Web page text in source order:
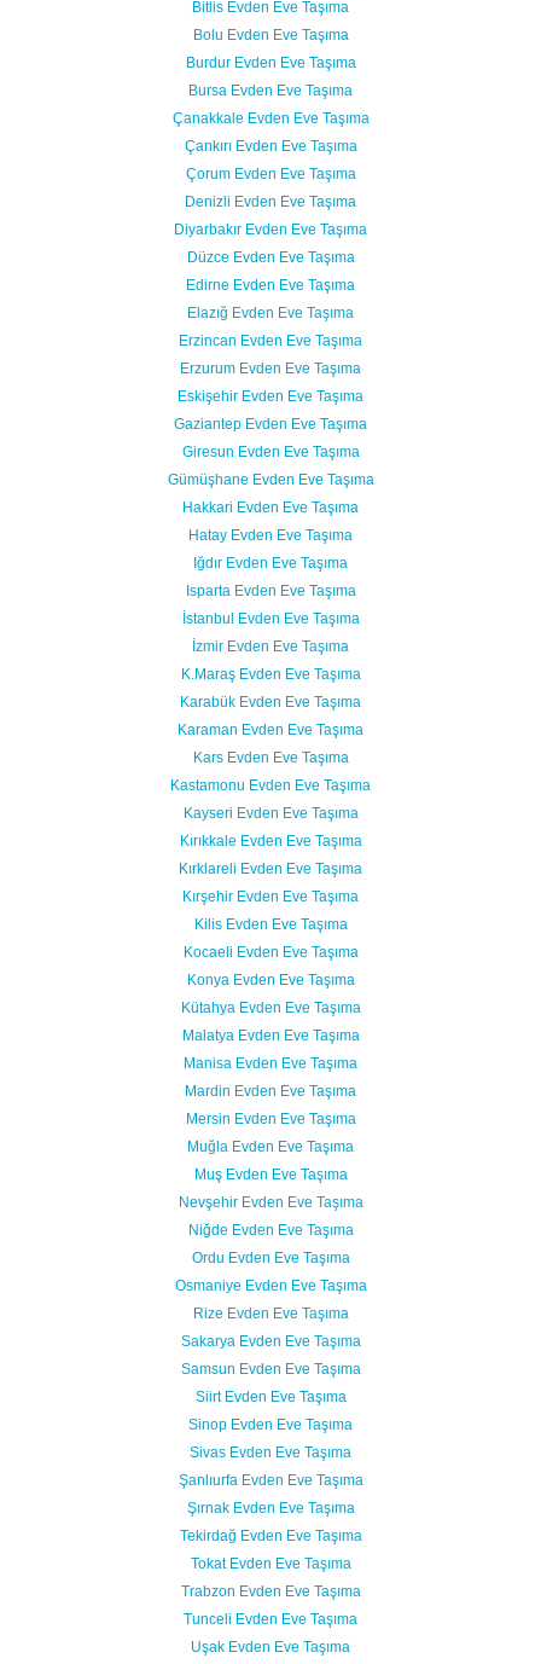
Bitlis Evden Eve Taşıma
Bolu Evden Eve Taşıma
Burdur Evden Eve Taşıma
Bursa Evden Eve Taşıma
Çanakkale Evden Eve Taşıma
Çankırı Evden Eve Taşıma
Çorum Evden Eve Taşıma
Denizli Evden Eve Taşıma
Diyarbakır Evden Eve Taşıma
Düzce Evden Eve Taşıma
Edirne Evden Eve Taşıma
Elazığ Evden Eve Taşıma
Erzincan Evden Eve Taşıma
Erzurum Evden Eve Taşıma
Eskişehir Evden Eve Taşıma
Gaziantep Evden Eve Taşıma
Giresun Evden Eve Taşıma
Gümüşhane Evden Eve Taşıma
Hakkari Evden Eve Taşıma
Hatay Evden Eve Taşıma
Iğdır Evden Eve Taşıma
Isparta Evden Eve Taşıma
İstanbul Evden Eve Taşıma
İzmir Evden Eve Taşıma
K.Maraş Evden Eve Taşıma
Karabük Evden Eve Taşıma
Karaman Evden Eve Taşıma
Kars Evden Eve Taşıma
Kastamonu Evden Eve Taşıma
Kayseri Evden Eve Taşıma
Kırıkkale Evden Eve Taşıma
Kırklareli Evden Eve Taşıma
Kırşehir Evden Eve Taşıma
Kilis Evden Eve Taşıma
Kocaeli Evden Eve Taşıma
Konya Evden Eve Taşıma
Kütahya Evden Eve Taşıma
Malatya Evden Eve Taşıma
Manisa Evden Eve Taşıma
Mardin Evden Eve Taşıma
Mersin Evden Eve Taşıma
Muğla Evden Eve Taşıma
Muş Evden Eve Taşıma
Nevşehir Evden Eve Taşıma
Niğde Evden Eve Taşıma
Ordu Evden Eve Taşıma
Osmaniye Evden Eve Taşıma
Rize Evden Eve Taşıma
Sakarya Evden Eve Taşıma
Samsun Evden Eve Taşıma
Siirt Evden Eve Taşıma
Sinop Evden Eve Taşıma
Sivas Evden Eve Taşıma
Şanlıurfa Evden Eve Taşıma
Şırnak Evden Eve Taşıma
Tekirdağ Evden Eve Taşıma
Tokat Evden Eve Taşıma
Trabzon Evden Eve Taşıma
Tunceli Evden Eve Taşıma
Uşak Evden Eve Taşıma